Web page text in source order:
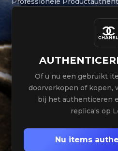
Nu items
Of u nu een gebruikt
doorverkopen of kopen,
bij het authenticeren
replica's op